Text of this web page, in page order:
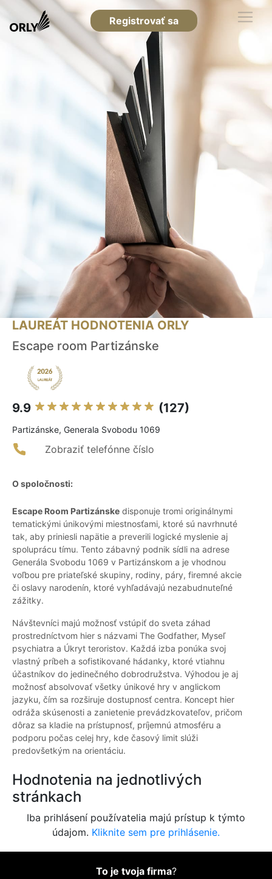
Registrovať sa
LAUREÁT HODNOTENIA ORLY
Escape room Partizánske
9.9 (127)
Partizánske, Generala Svobodu 1069
Zobraziť telefónne číslo
O spoločnosti:
Escape Room Partizánske disponuje tromi originálnymi
tematickými únikovými miestnosťami, ktoré sú navrhnuté
tak, aby priniesli napätie a preverili logické myslenie aj
spoluprácu tímu. Tento zábavný podnik sídli na adrese
Generála Svobodu 1069 v Partizánskom a je vhodnou
voľbou pre priateľské skupiny, rodiny, páry, firemné akcie
či oslavy narodenín, ktoré vyhľadávajú nezabudnuteľné
zážitky.
Návštevníci majú možnosť vstúpiť do sveta záhad
prostredníctvom hier s názvami The Godfather, Myseľ
psychiatra a Úkryt teroristov. Každá izba ponúka svoj
vlastný príbeh a sofistikované hádanky, ktoré vtiahnu
účastníkov do jedinečného dobrodružstva. Výhodou je aj
možnosť absolvovať všetky únikové hry v anglickom
jazyku, čím sa rozširuje dostupnosť centra. Koncept hier
odráža skúsenosti a zanietenie prevádzkovateľov, pričom
dôraz sa kladie na prístupnosť, príjemnú atmosféru a
podporu počas celej hry, kde časový limit slúži
predovšetkým na orientáciu.
Hodnotenia na jednotlivých
stránkach
Iba prihlásení používatelia majú prístup k týmto
údajom. Kliknite sem pre prihlásenie.
To je tvoja firma?